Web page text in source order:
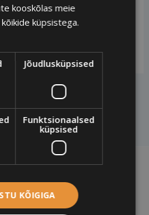
kooskõlas meie
küpsistega.
Jõudlusküpsised
Funktsionaalsed
küpsised
KÕIGIGA